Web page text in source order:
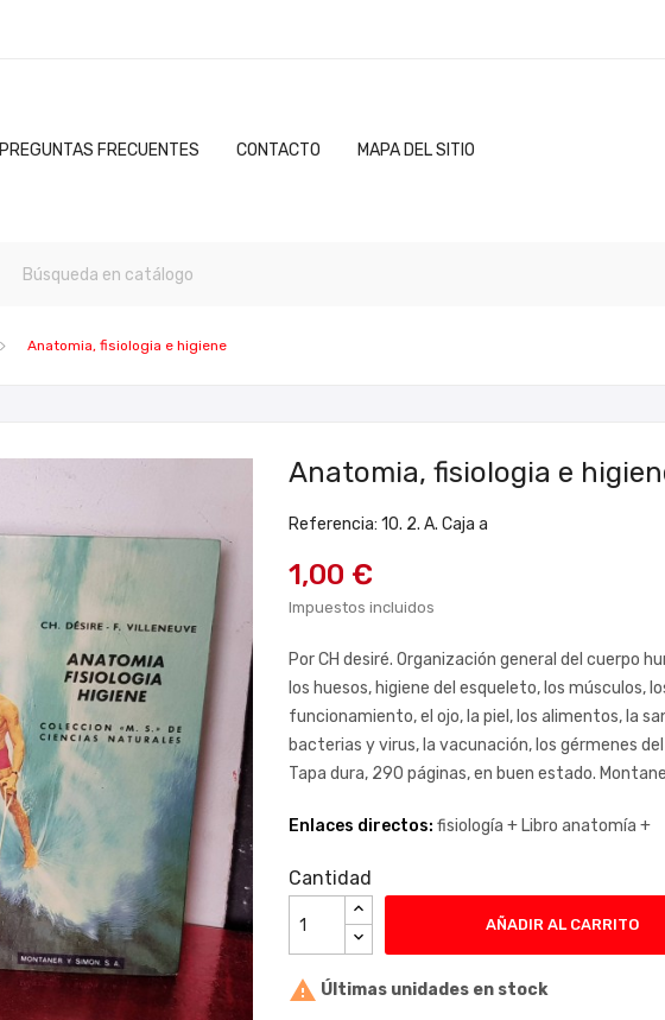
PREGUNTAS FRECUENTES CONTACTO MAPA DEL SITIO
Anatomia, fisiologia e higiene
Anatomia, fisiologia e
Referencia: 10. 2. A. Caja a
1,00 €
Impuestos incluidos
Por CH desiré. Organización general del cuerpo
los huesos, higiene del esqueleto, los
funcionamiento, el ojo, la piel, los alimentos, la
bacterias y virus, la vacunación, los gérmenes
Tapa dura, 290 páginas, en buen estado.
Enlaces directos: fisiología + Libro anatomía +
Cantidad
AÑADIR AL CARRITO
 Últimas unidades en stock